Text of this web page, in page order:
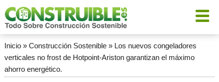
Inicio» Construcción Sostenible» Los nuevos congeladores
verticales no frost de Hotpoint-Ariston garantizan el máximo
ahorro energético.